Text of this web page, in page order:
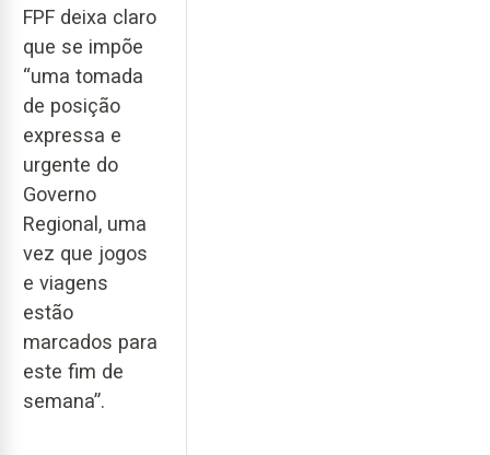
FPF deixa claro
que se impõe
“uma tomada
de posição
expressa e
urgente do
Governo
Regional, uma
vez que jogos
e viagens
estão
marcados para
este fim de
semana”.